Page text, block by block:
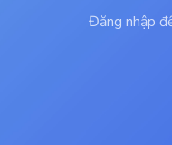
Đăng nhập